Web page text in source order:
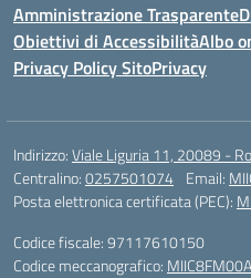
Amministrazione Trasparente
Obiettivi di AccessibilitàAlbo
Privacy Policy SitoPrivacy
Indirizzo:Viale Liguria 11, 20089 -
Centralino:0257501074 Email:
Posta elettronica certificata (PEC):
Codice fiscale: 97117610150
Codice meccanografico: MIIC8FM00A